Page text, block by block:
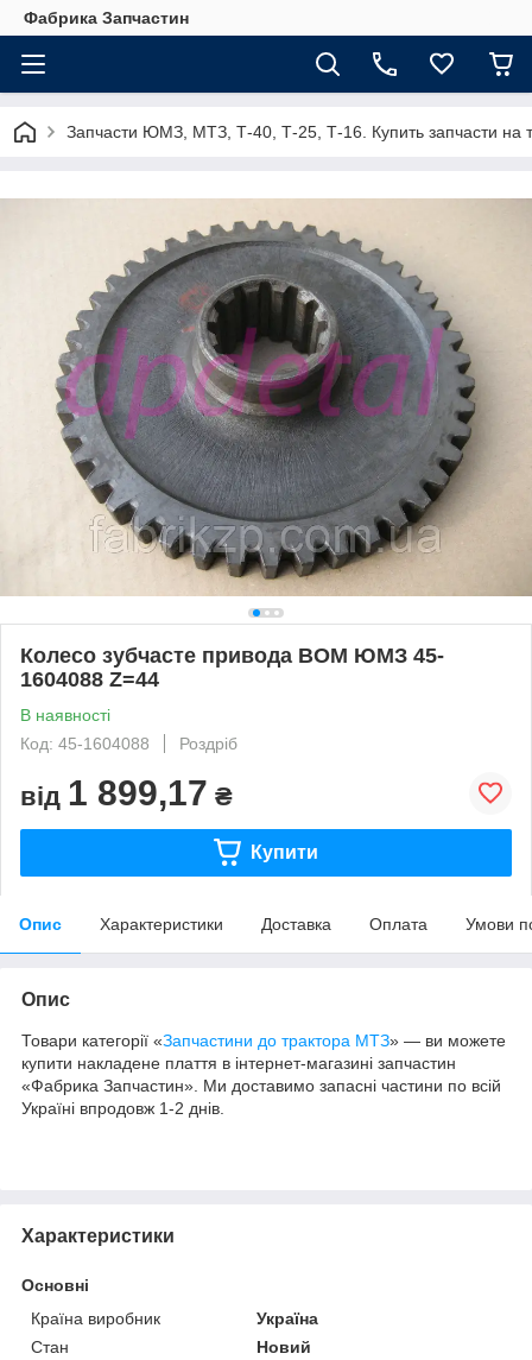
Фабрика Запчастин
Запчасти ЮМЗ, МТЗ, Т-40, Т-25, Т-16. Купить запчасти
Колесо зубчасте привода ВОМ ЮМЗ 45-
1604088 Z=44
В наявності
Код: 45-1604088
Роздріб
від 1 899,17 ₴
Купити
Опис Характеристики Доставка Оплата Умови
Опис
Товари категорії «Запчастини до трактора МТЗ» — ви можете
купити накладене плаття в інтернет-магазині запчастин
«Фабрика Запчастин». Ми доставимо запасні частини по всій
Україні впродовж 1-2 днів.
Характеристики
Основні
Країна виробник
Україна
Стан
Новий